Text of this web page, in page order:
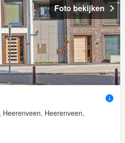
Foto bekijken
Heerenveen, Heerenveen,